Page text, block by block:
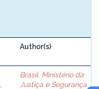
Author(s)
Brasil. Ministério da
Justiça e Segurança